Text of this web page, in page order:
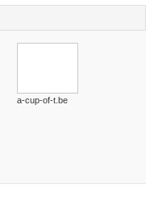
a-cup-of-t.be